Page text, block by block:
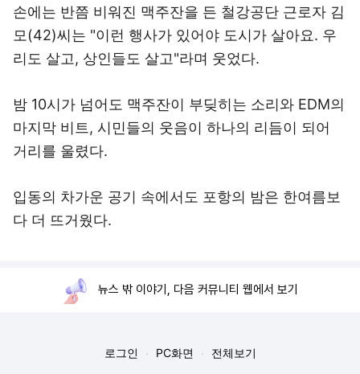
손에는 반쯤 비워진 맥주잔을 든 철강공단 근로자 김
모(42)씨는 "이런 행사가 있어야 도시가 살아요. 우
리도 살고, 상인들도 살고"라며 웃었다.
밤 10시가 넘어도 맥주잔이 부딪히는 소리와 EDM의
마지막 비트, 시민들의 웃음이 하나의 리듬이 되어
거리를 울렸다.
입동의 차가운 공기 속에서도 포항의 밤은 한여름보
다 더 뜨거웠다.
뉴스 밖 이야기, 다음 커뮤니티 웹에서 보기
로그인 PC화면 전체보기